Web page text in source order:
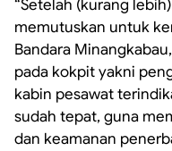
“Setelah (kurang
memutuskan untuk
Bandara
pada kokpit yakni
kabin pesawat
sudah tepat, guna
dan keamanan